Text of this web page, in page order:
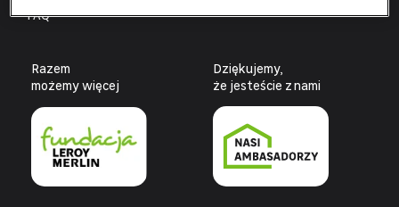
FAQ
Razem
możemy więcej
Dziękujemy,
że jesteście z nami